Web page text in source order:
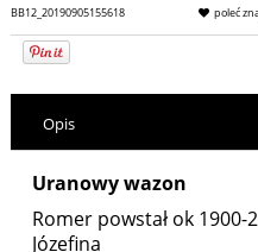
BB12_20190905155618
poleć
Opis
Uranowy wazon
Romer powstał ok 1900-
Józefina